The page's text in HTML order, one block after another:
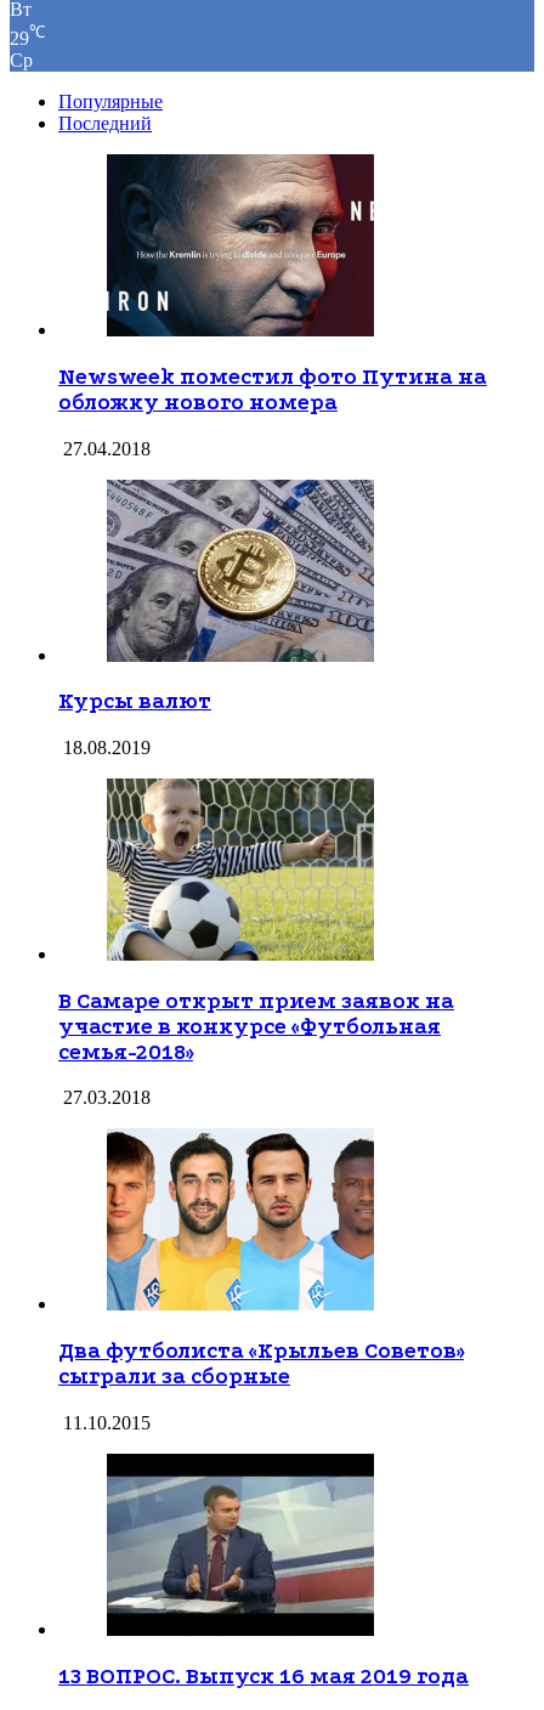
Вт
29℃
Ср
Популярные
Последний
Newsweek поместил фото Путина на
обложку нового номера
27.04.2018
Курсы валют
18.08.2019
В Самаре открыт прием заявок на
участие в конкурсе «Футбольная
семья-2018»
27.03.2018
Два футболиста «Крыльев Советов»
сыграли за сборные
11.10.2015
13 ВОПРОС. Выпуск 16 мая 2019 года